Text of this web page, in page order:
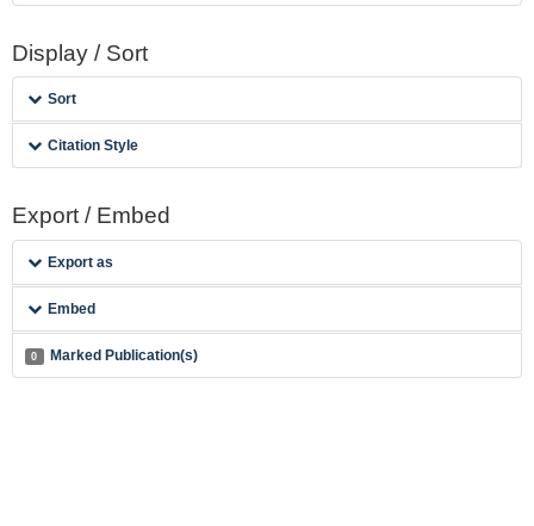
Display / Sort
Sort
Citation Style
Export / Embed
Export as
Embed
0 Marked Publication(s)